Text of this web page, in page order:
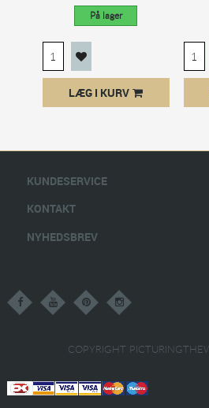
På lager
LÆG I KURV
KUNDESERVICE
KONTAKT
NYHEDSBREV
COPYRIGHT